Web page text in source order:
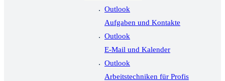
Outlook
Aufgaben und Kontakte
Outlook
E-Mail und Kalender
Outlook
Arbeitstechniken für Profis